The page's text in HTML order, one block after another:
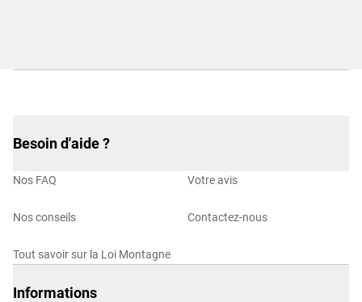
Besoin d'aide ?
Nos FAQ
Nos conseils
Tout savoir sur la Loi Montagne
Votre avis
Contactez-nous
Informations